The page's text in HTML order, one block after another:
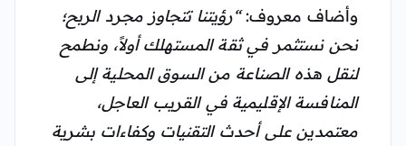
وأضاف معروف:“رؤيتنا تتجاوز مجرد الربح؛
نحن نستثمر في ثقة المستهلك أولاً، ونطمح
لنقل هذه الصناعة من السوق المحلية إلى
المنافسة الإقليمية في القريب العاجل،
معتمدين على أحدث التقنيات وكفاءات بشرية